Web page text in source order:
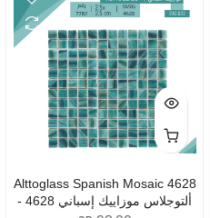
Alttoglass Spanish Mosaic 4628
- 4628 ألتوجلاس موزاييك إسباني